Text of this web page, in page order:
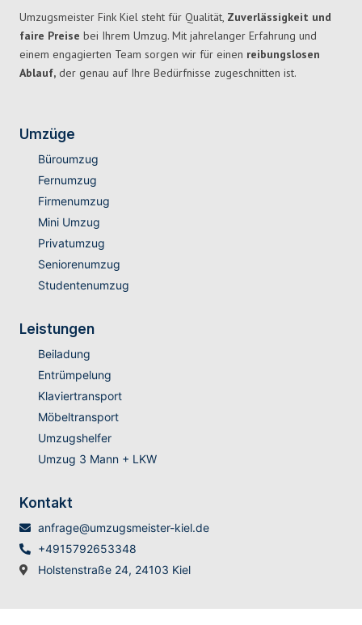
Umzugsmeister Fink Kiel steht für Qualität, Zuverlässigkeit und
faire Preise bei Ihrem Umzug. Mit jahrelanger Erfahrung und
einem engagierten Team sorgen wir für einen reibungslosen
Ablauf, der genau auf Ihre Bedürfnisse zugeschnitten ist.
Umzüge
Büroumzug
Fernumzug
Firmenumzug
Mini Umzug
Privatumzug
Seniorenumzug
Studentenumzug
Leistungen
Beiladung
Entrümpelung
Klaviertransport
Möbeltransport
Umzugshelfer
Umzug 3 Mann + LKW
Kontakt
anfrage@umzugsmeister-kiel.de
+4915792653348
Holstenstraße 24, 24103 Kiel